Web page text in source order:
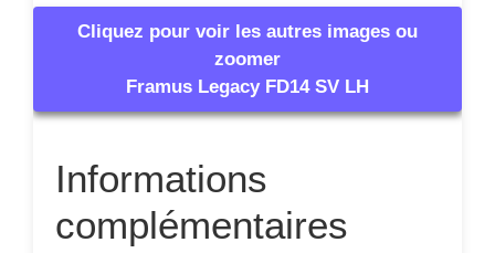
Cliquez pour voir les autres images ou
zoomer
Framus Legacy FD14 SV LH
Informations
complémentaires